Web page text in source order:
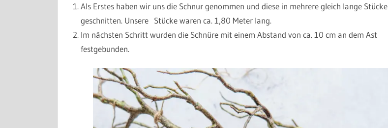
Als Erstes haben wir uns die Schnur genommen und diese in mehrere gleich lange Stücke
geschnitten. Unsere Stücke waren ca. 1,80 Meter lang.
Im nächsten Schritt wurden die Schnüre mit einem Abstand von ca. 10 cm an dem Ast
festgebunden.